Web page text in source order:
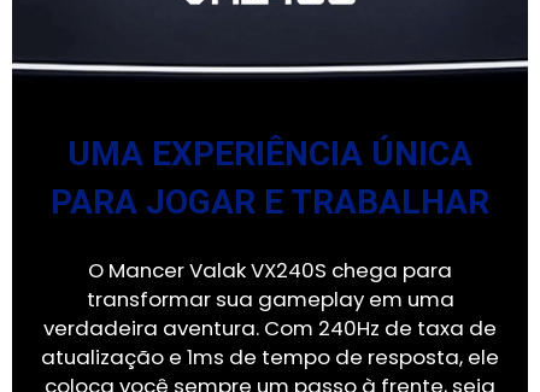
UMA EXPERIÊNCIA ÚNICA
PARA JOGAR E TRABALHAR
O Mancer Valak VX240S chega para
transformar sua gameplay em uma
verdadeira aventura. Com 240Hz de taxa de
atualização e 1ms de tempo de resposta, ele
coloca você sempre um passo à frente, seja